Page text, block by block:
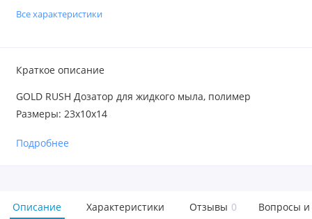
Все характеристики
Краткое описание
GOLD RUSH Дозатор для жидкого мыла, полимер
Размеры: 23х10х14
Подробнее
Описание Характеристики Отзывы 0 Вопросы и